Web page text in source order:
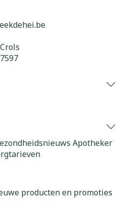
Apotheker
producten en promoties